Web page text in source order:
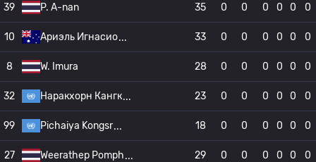
39 P. A-nan 35 0 0 0 0 0 0
10 Ариэль Игнасио 33 0 0 0 0 0 0
8 W. Imura 28 0 0 0 0 0 0
32 Наракхорн Кангк 23 0 0 0 0 0 0
99 Pichaiya Kongsr 18 0 0 0 0 0 0
27 Weerathep Pomph 29 0 0 0 0 0 0